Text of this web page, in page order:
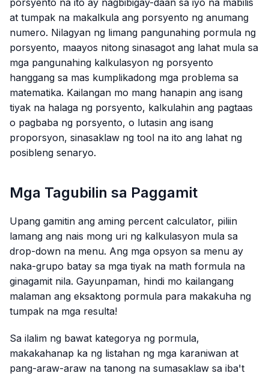
porsyento na ito ay nagbibigay-daan sa iyo na mabilis
at tumpak na makalkula ang porsyento ng anumang
numero. Nilagyan ng limang pangunahing pormula ng
porsyento, maayos nitong sinasagot ang lahat mula sa
mga pangunahing kalkulasyon ng porsyento
hanggang sa mas kumplikadong mga problema sa
matematika. Kailangan mo mang hanapin ang isang
tiyak na halaga ng porsyento, kalkulahin ang pagtaas
o pagbaba ng porsyento, o lutasin ang isang
proporsyon, sinasaklaw ng tool na ito ang lahat ng
posibleng senaryo.
Mga Tagubilin sa Paggamit
Upang gamitin ang aming percent calculator, piliin
lamang ang nais mong uri ng kalkulasyon mula sa
drop-down na menu. Ang mga opsyon sa menu ay
naka-grupo batay sa mga tiyak na math formula na
ginagamit nila. Gayunpaman, hindi mo kailangang
malaman ang eksaktong pormula para makakuha ng
tumpak na mga resulta!
Sa ilalim ng bawat kategorya ng pormula,
makakahanap ka ng listahan ng mga karaniwan at
pang-araw-araw na tanong na sumasaklaw sa iba't